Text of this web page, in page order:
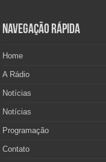
Navegação Rápida
Home
A Rádio
Notícias
Notícias
Programação
Contato